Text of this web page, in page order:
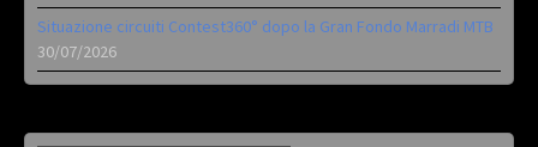
Situazione circuiti Contest360° dopo la Gran Fondo Marradi MTB
30/07/2026